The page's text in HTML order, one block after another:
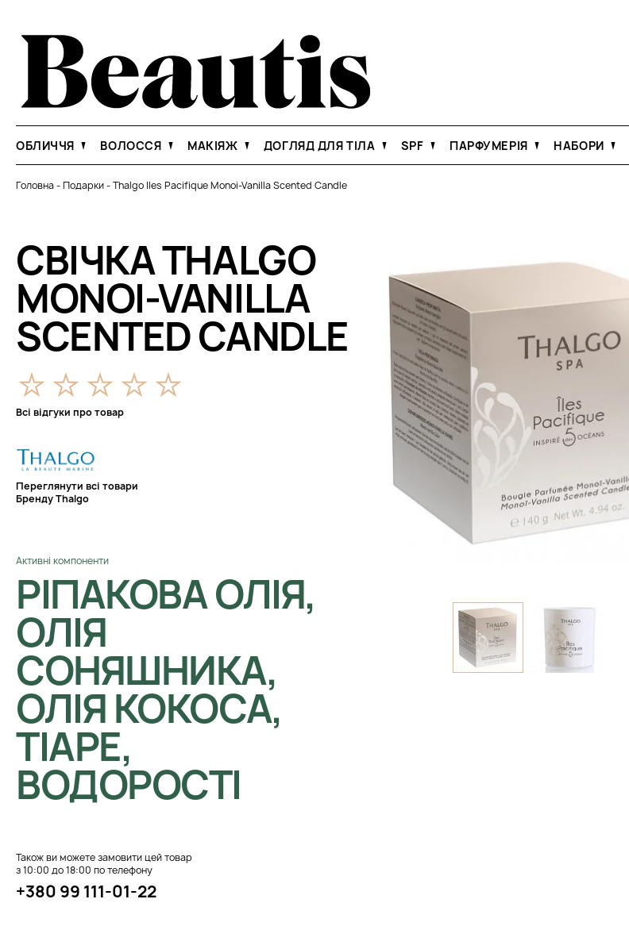
ОБЛИЧЧЯ ВОЛОССЯ МАКІЯЖ ДОГЛЯД ДЛЯ ТІЛА SPF ПАРФУМЕРІЯ НАБОРИ
Головна-Подарки-Thalgo Iles Pacifique Monoi-Vanilla Scented Candle
СВІЧКА THALGO
MONOI-VANILLA
SCENTED CANDLE
Всі відгуки про товар
Переглянути всі товари
Бренду Thalgo
Активні компоненти
РІПАКОВА ОЛІЯ,
ОЛІЯ
СОНЯШНИКА,
ОЛІЯ КОКОСА,
ТІАРЕ,
ВОДОРОСТІ
Також ви можете замовити цей товар
з 10:00 до 18:00 по телефону
+380 99 111-01-22